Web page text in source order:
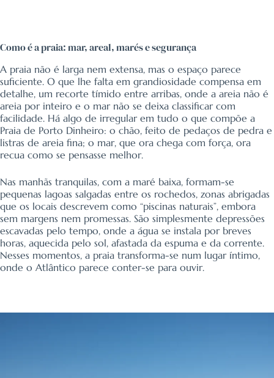
Como é a praia: mar, areal, marés e segurança
A praia não é larga nem extensa, mas o espaço parece
suficiente. O que lhe falta em grandiosidade compensa em
detalhe, um recorte tímido entre arribas, onde a areia não é
areia por inteiro e o mar não se deixa classificar com
facilidade. Há algo de irregular em tudo o que compõe a
Praia de Porto Dinheiro: o chão, feito de pedaços de pedra e
listras de areia fina; o mar, que ora chega com força, ora
recua como se pensasse melhor.
Nas manhãs tranquilas, com a maré baixa, formam-se
pequenas lagoas salgadas entre os rochedos, zonas abrigadas
que os locais descrevem como “piscinas naturais”, embora
sem margens nem promessas. São simplesmente depressões
escavadas pelo tempo, onde a água se instala por breves
horas, aquecida pelo sol, afastada da espuma e da corrente.
Nesses momentos, a praia transforma-se num lugar íntimo,
onde o Atlântico parece conter-se para ouvir.